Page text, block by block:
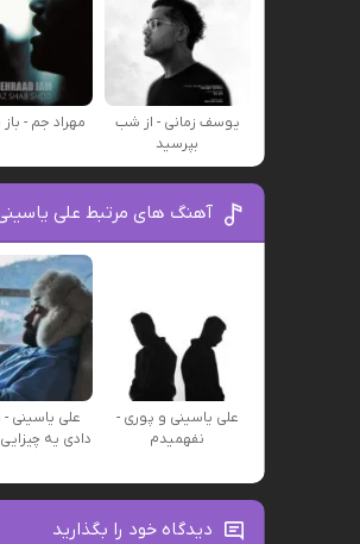
یوسف زمانی - از شب
بپرسید
مهراد جم -
آهنگ های مرتبط علی
علی یاسینی و پوری -
نفهمیدم
علی یاسینی -
دادی یه
دیدگاه خود را بگذارید